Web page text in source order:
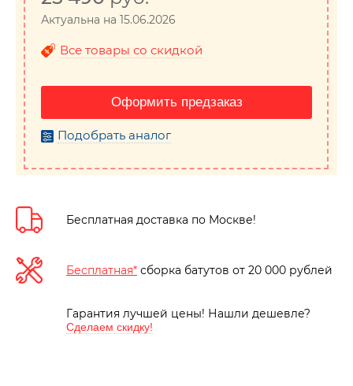
Актуальна на 15.06.2026
Все товары со скидкой
Оформить предзаказ
Подобрать аналог
Бесплатная доставка по Москве!
Бесплатная* сборка батутов от 20 000 рублей
Гарантия лучшей цены! Нашли дешевле?
Сделаем скидку!